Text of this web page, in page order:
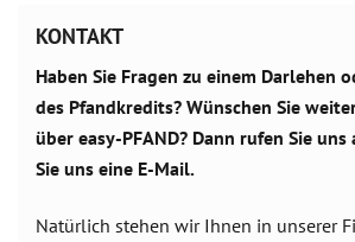
KONTAKT
Haben Sie Fragen zu einem Darlehen
des Pfandkredits? Wünschen Sie
über easy-PFAND? Dann rufen Sie
Sie uns eine E-Mail.
Natürlich stehen wir Ihnen in unserer